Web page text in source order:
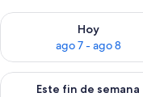
Hoy
ago 7 - ago 8
Consulta la
Este fin de semana
Consulta la